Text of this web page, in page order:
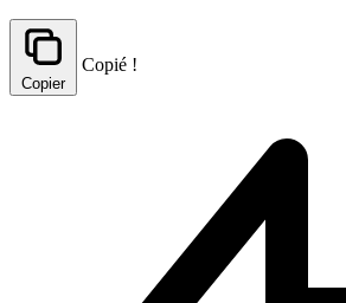
Copier
Copié !